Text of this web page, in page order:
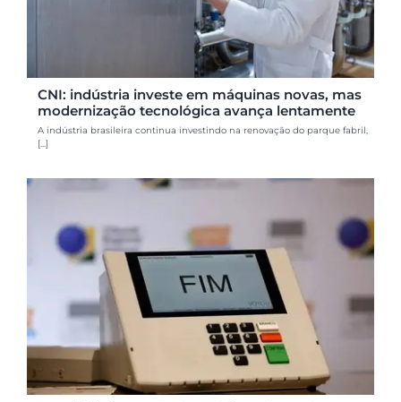
CNI: indústria investe em máquinas novas, mas
modernização tecnológica avança lentamente
A indústria brasileira continua investindo na renovação do parque fabril,
[...]